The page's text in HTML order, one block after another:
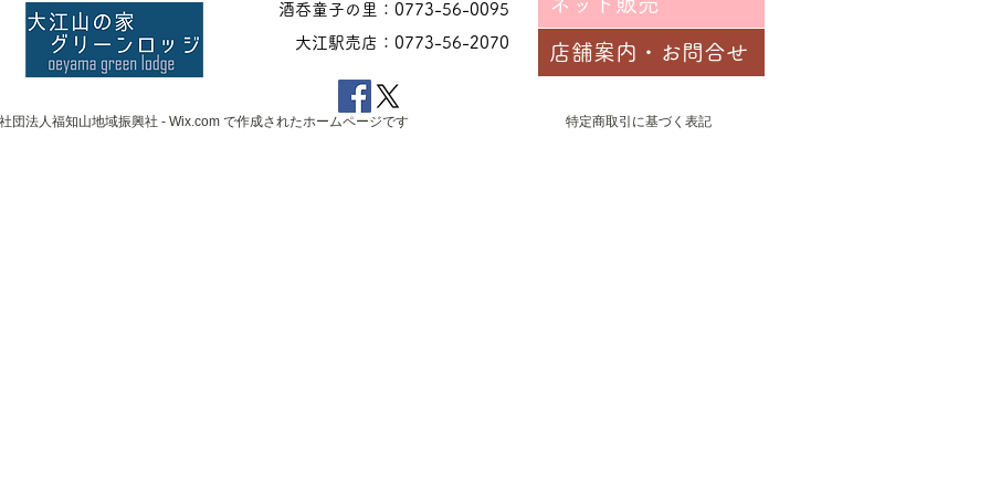
酒呑童子の里：0773-56-0095
大江駅売店：0773-56-2070
店舗案内・お問合せ
団法人福知山地域振興社 - Wix.com で作成されたホームページです 特定商取引に基づく表記